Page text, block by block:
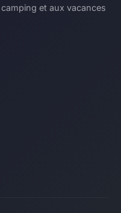
et aux vacances